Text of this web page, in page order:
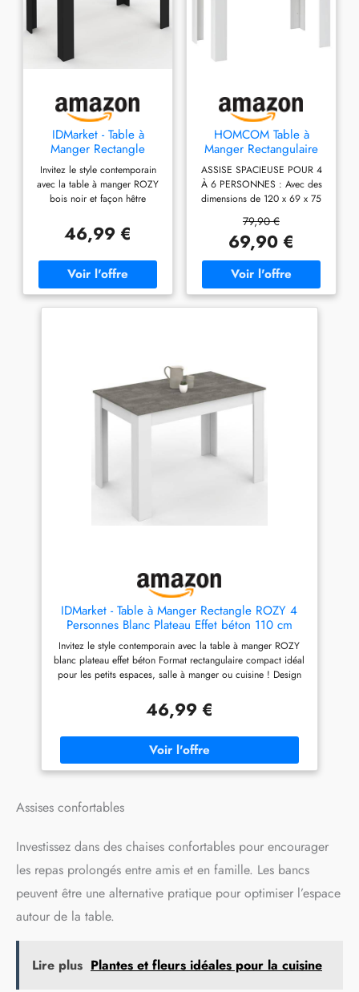
IDMarket - Table à
Manger Rectangle
ROZY 6 Personnes
Noire Plateau façon
hêtre 110 cm
Invitez le style contemporain
avec la table à manger ROZY
bois noir et façon hêtre
idéal pour les espaces
restreints, pour salle à manger
bois de 1,5 cm et ses pieds
d'une largeur de 9,5 cm la
rendent stable et robuste
avec effet bicolore tendance
46,99 €
HOMCOM Table à
Manger Rectangulaire
pour 4 à 6 Personnes,
Gris et Blanc
ASSISE SPACIEUSE POUR 4
À 6 PERSONNES : Avec des
dimensions de 120 x 69 x 75
un espace généreux pour
accueillir confortablement 4 à
repas en famille, des moments
conviviaux ou des projets
créatifs, elle constitue un
particules de 15 mm avec une
finition mélaminée, cette table
à manger résiste aux rayures
et à l'eau. Des barres
stabilité, garantissant une
utilisation fiable et durable au
fil du temps. DESIGN
moderne. Le grain de bois
sophistiqué apporte une
touche haut de gamme tout en
conservant sa résistance au
gauchissement dans le temps.
POLYVALENTE POUR TOUTE
PIÈCE : Cette table de cuisine
ne se limite pas à la salle à
parfaitement comme espace
central pour la cuisine, bureau
contemporain s'intègre
harmonieusement dans
Équipée de patins
antidérapants pour protéger
vos sols et assurer une
stabilité optimale, cette table
effort pour commencer à
79,90 €
69,90 €
IDMarket - Table à Manger Rectangle ROZY 4
Personnes Blanc Plateau Effet béton 110 cm
Invitez le style contemporain avec la table à manger ROZY
blanc plateau effet béton Format rectangulaire compact idéal
pour les petits espaces, salle à manger ou cuisine ! Design
tendance Capacité 4 personnes pour des repas en famille ou
en petit comité conviviaux et chaleureux ! Dimensions
cm - PB
46,99 €
Assises confortables
Investissez dans des chaises confortables pour encourager
les repas prolongés entre amis et en famille. Les bancs
peuvent être une alternative pratique pour optimiser l’espace
autour de la table.
Lire plus Plantes et fleurs idéales pour la cuisine